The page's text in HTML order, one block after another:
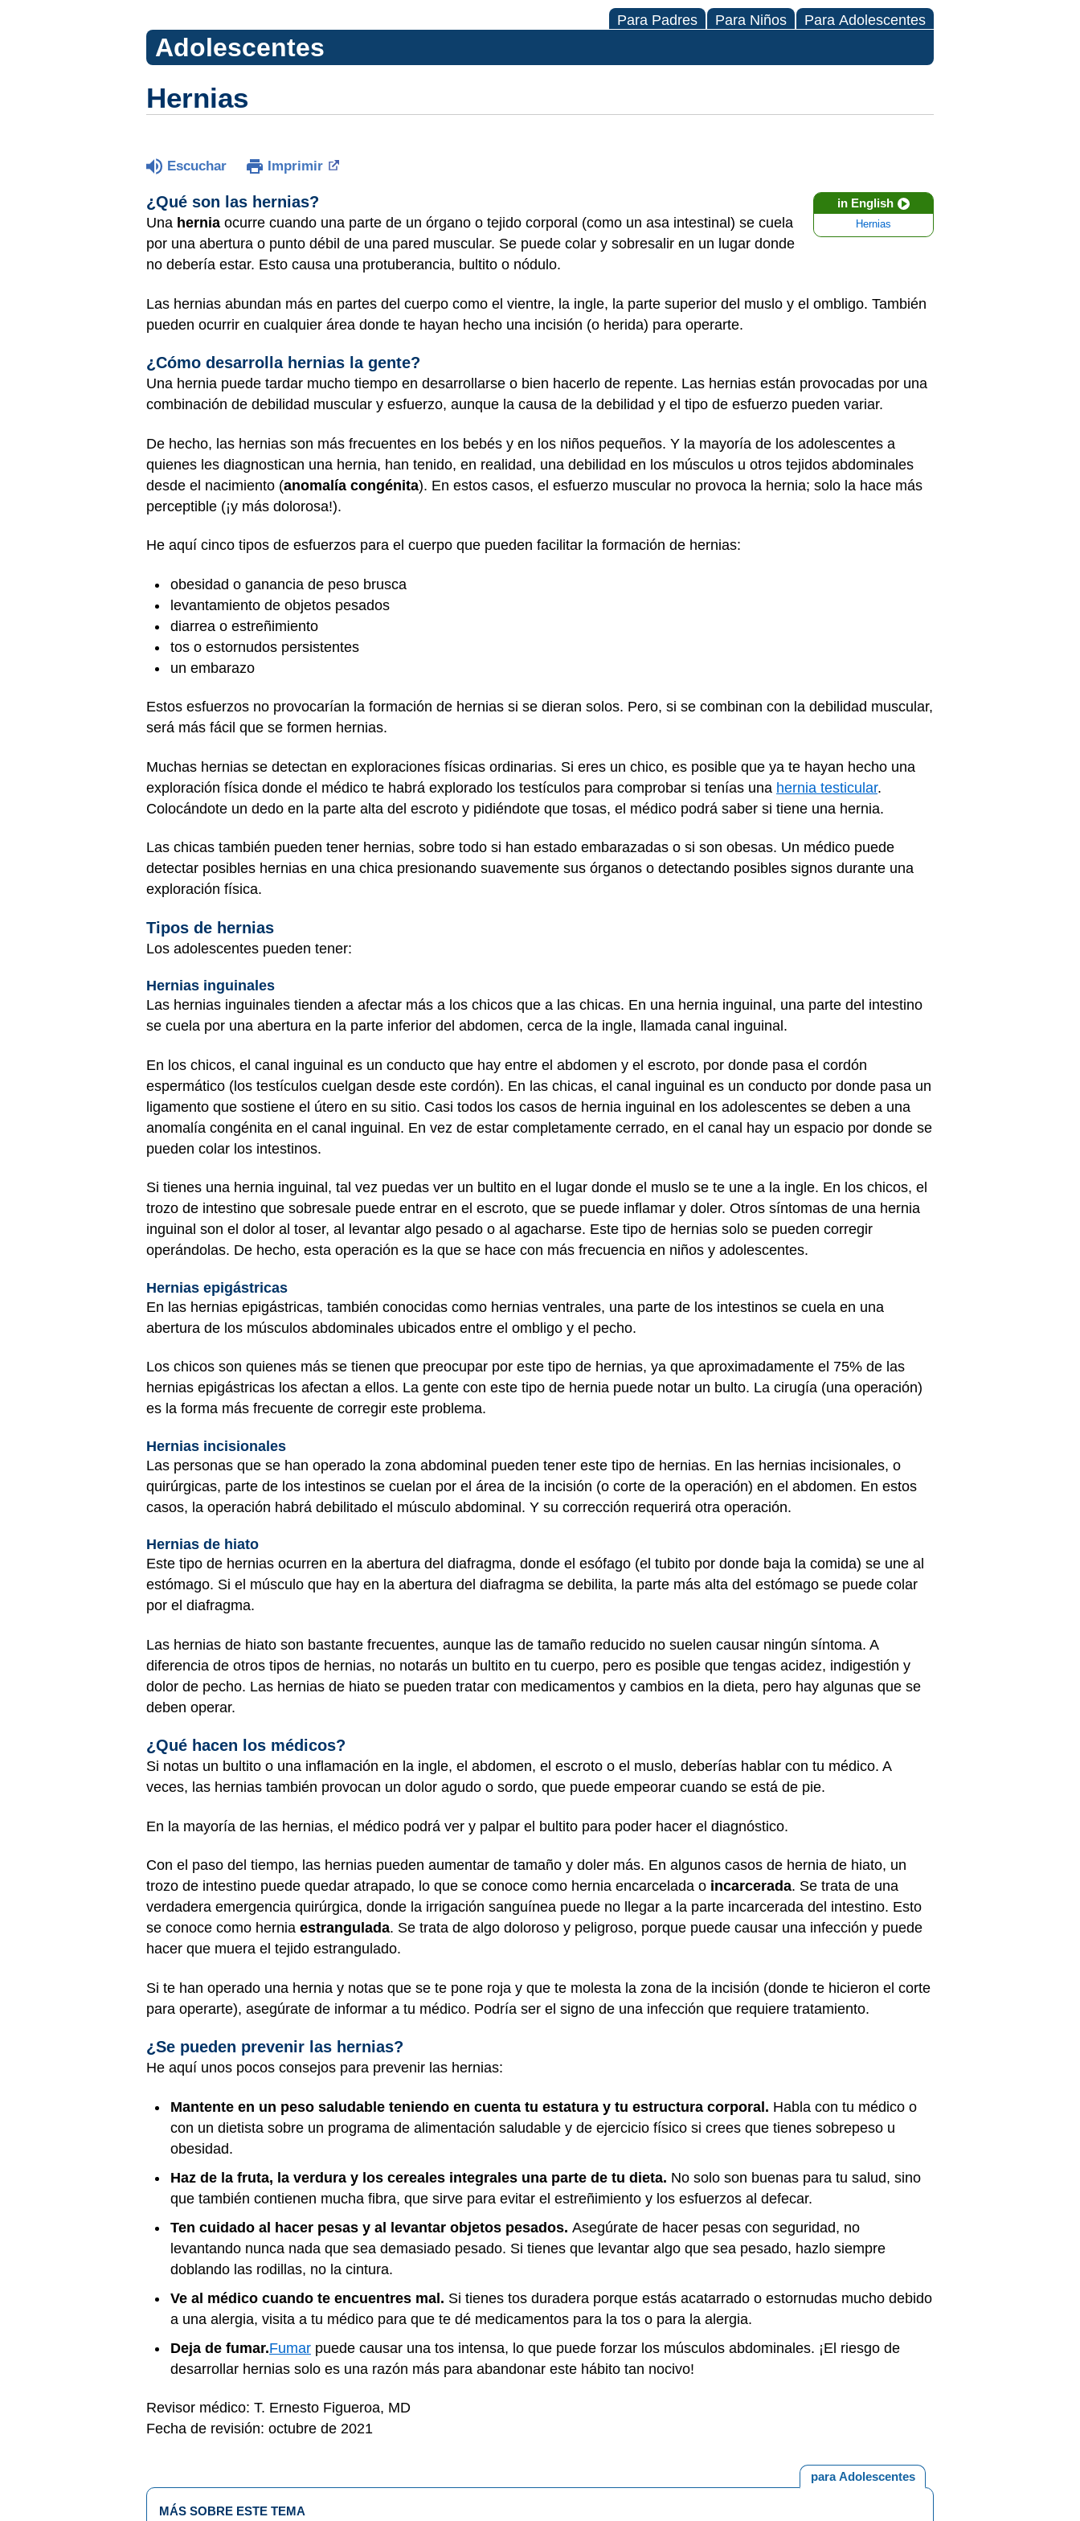
Para Padres Para Niños Para Adolescentes
Adolescentes
Hernias
Escuchar Imprimir
in English
Hernias
¿Qué son las hernias?
Una hernia ocurre cuando una parte de un órgano o tejido corporal (como un asa intestinal) se cuela
por una abertura o punto débil de una pared muscular. Se puede colar y sobresalir en un lugar donde
no debería estar. Esto causa una protuberancia, bultito o nódulo.
Las hernias abundan más en partes del cuerpo como el vientre, la ingle, la parte superior del muslo y el ombligo. También
pueden ocurrir en cualquier área donde te hayan hecho una incisión (o herida) para operarte.
¿Cómo desarrolla hernias la gente?
Una hernia puede tardar mucho tiempo en desarrollarse o bien hacerlo de repente. Las hernias están provocadas por una
combinación de debilidad muscular y esfuerzo, aunque la causa de la debilidad y el tipo de esfuerzo pueden variar.
De hecho, las hernias son más frecuentes en los bebés y en los niños pequeños. Y la mayoría de los adolescentes a
quienes les diagnostican una hernia, han tenido, en realidad, una debilidad en los músculos u otros tejidos abdominales
desde el nacimiento (anomalía congénita). En estos casos, el esfuerzo muscular no provoca la hernia; solo la hace más
perceptible (¡y más dolorosa!).
He aquí cinco tipos de esfuerzos para el cuerpo que pueden facilitar la formación de hernias:
obesidad o ganancia de peso brusca
levantamiento de objetos pesados
diarrea o estreñimiento
tos o estornudos persistentes
un embarazo
Estos esfuerzos no provocarían la formación de hernias si se dieran solos. Pero, si se combinan con la debilidad muscular,
será más fácil que se formen hernias.
Muchas hernias se detectan en exploraciones físicas ordinarias. Si eres un chico, es posible que ya te hayan hecho una
exploración física donde el médico te habrá explorado los testículos para comprobar si tenías una hernia testicular.
Colocándote un dedo en la parte alta del escroto y pidiéndote que tosas, el médico podrá saber si tiene una hernia.
Las chicas también pueden tener hernias, sobre todo si han estado embarazadas o si son obesas. Un médico puede
detectar posibles hernias en una chica presionando suavemente sus órganos o detectando posibles signos durante una
exploración física.
Tipos de hernias
Los adolescentes pueden tener:
Hernias inguinales
Las hernias inguinales tienden a afectar más a los chicos que a las chicas. En una hernia inguinal, una parte del intestino
se cuela por una abertura en la parte inferior del abdomen, cerca de la ingle, llamada canal inguinal.
En los chicos, el canal inguinal es un conducto que hay entre el abdomen y el escroto, por donde pasa el cordón
espermático (los testículos cuelgan desde este cordón). En las chicas, el canal inguinal es un conducto por donde pasa un
ligamento que sostiene el útero en su sitio. Casi todos los casos de hernia inguinal en los adolescentes se deben a una
anomalía congénita en el canal inguinal. En vez de estar completamente cerrado, en el canal hay un espacio por donde se
pueden colar los intestinos.
Si tienes una hernia inguinal, tal vez puedas ver un bultito en el lugar donde el muslo se te une a la ingle. En los chicos, el
trozo de intestino que sobresale puede entrar en el escroto, que se puede inflamar y doler. Otros síntomas de una hernia
inguinal son el dolor al toser, al levantar algo pesado o al agacharse. Este tipo de hernias solo se pueden corregir
operándolas. De hecho, esta operación es la que se hace con más frecuencia en niños y adolescentes.
Hernias epigástricas
En las hernias epigástricas, también conocidas como hernias ventrales, una parte de los intestinos se cuela en una
abertura de los músculos abdominales ubicados entre el ombligo y el pecho.
Los chicos son quienes más se tienen que preocupar por este tipo de hernias, ya que aproximadamente el 75% de las
hernias epigástricas los afectan a ellos. La gente con este tipo de hernia puede notar un bulto. La cirugía (una operación)
es la forma más frecuente de corregir este problema.
Hernias incisionales
Las personas que se han operado la zona abdominal pueden tener este tipo de hernias. En las hernias incisionales, o
quirúrgicas, parte de los intestinos se cuelan por el área de la incisión (o corte de la operación) en el abdomen. En estos
casos, la operación habrá debilitado el músculo abdominal. Y su corrección requerirá otra operación.
Hernias de hiato
Este tipo de hernias ocurren en la abertura del diafragma, donde el esófago (el tubito por donde baja la comida) se une al
estómago. Si el músculo que hay en la abertura del diafragma se debilita, la parte más alta del estómago se puede colar
por el diafragma.
Las hernias de hiato son bastante frecuentes, aunque las de tamaño reducido no suelen causar ningún síntoma. A
diferencia de otros tipos de hernias, no notarás un bultito en tu cuerpo, pero es posible que tengas acidez, indigestión y
dolor de pecho. Las hernias de hiato se pueden tratar con medicamentos y cambios en la dieta, pero hay algunas que se
deben operar.
¿Qué hacen los médicos?
Si notas un bultito o una inflamación en la ingle, el abdomen, el escroto o el muslo, deberías hablar con tu médico. A
veces, las hernias también provocan un dolor agudo o sordo, que puede empeorar cuando se está de pie.
En la mayoría de las hernias, el médico podrá ver y palpar el bultito para poder hacer el diagnóstico.
Con el paso del tiempo, las hernias pueden aumentar de tamaño y doler más. En algunos casos de hernia de hiato, un
trozo de intestino puede quedar atrapado, lo que se conoce como hernia encarcelada o incarcerada. Se trata de una
verdadera emergencia quirúrgica, donde la irrigación sanguínea puede no llegar a la parte incarcerada del intestino. Esto
se conoce como hernia estrangulada. Se trata de algo doloroso y peligroso, porque puede causar una infección y puede
hacer que muera el tejido estrangulado.
Si te han operado una hernia y notas que se te pone roja y que te molesta la zona de la incisión (donde te hicieron el corte
para operarte), asegúrate de informar a tu médico. Podría ser el signo de una infección que requiere tratamiento.
¿Se pueden prevenir las hernias?
He aquí unos pocos consejos para prevenir las hernias:
Mantente en un peso saludable teniendo en cuenta tu estatura y tu estructura corporal. Habla con tu médico o
con un dietista sobre un programa de alimentación saludable y de ejercicio físico si crees que tienes sobrepeso u
obesidad.
Haz de la fruta, la verdura y los cereales integrales una parte de tu dieta. No solo son buenas para tu salud, sino
que también contienen mucha fibra, que sirve para evitar el estreñimiento y los esfuerzos al defecar.
Ten cuidado al hacer pesas y al levantar objetos pesados. Asegúrate de hacer pesas con seguridad, no
levantando nunca nada que sea demasiado pesado. Si tienes que levantar algo que sea pesado, hazlo siempre
doblando las rodillas, no la cintura.
Ve al médico cuando te encuentres mal. Si tienes tos duradera porque estás acatarrado o estornudas mucho debido
a una alergia, visita a tu médico para que te dé medicamentos para la tos o para la alergia.
Deja de fumar.Fumar puede causar una tos intensa, lo que puede forzar los músculos abdominales. ¡El riesgo de
desarrollar hernias solo es una razón más para abandonar este hábito tan nocivo!
Revisor médico: T. Ernesto Figueroa, MD
Fecha de revisión: octubre de 2021
para Adolescentes
MÁS SOBRE ESTE TEMA